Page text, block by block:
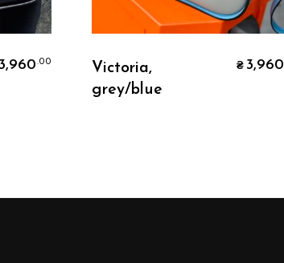
.00
Victoria,
grey/blue
₴ 3,960